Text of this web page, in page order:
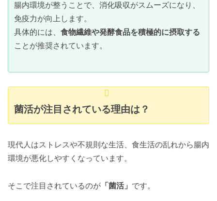
腸内環境が整うことで、消化吸収がスムーズになり、
免疫力が向上します。
具体的には、 食物繊維や発酵食品を積極的に摂取する
ことが推奨されています。
菌活が注目されている理由は？
現代人はストレスや不規則な生活、食生活の乱れから腸内
環境が悪化しやすくなっています。
そこで注目されているのが 「菌活」 です。